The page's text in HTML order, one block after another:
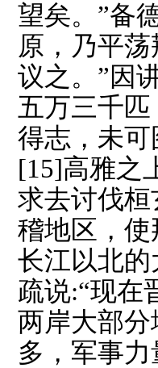
望矣。”备
原，乃平
议之。”因
五万三千
得志，未
[15]高雅之
求去讨伐
稽地区，
长江以北
疏说:“现在
两岸大部
多，军事